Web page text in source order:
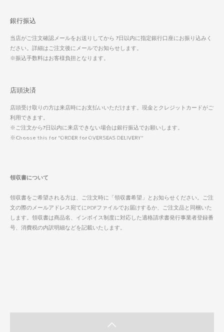
銀行振込
当店がご注文確認メールをお送りしてから 7日以内に指定銀行口座にお振り込みく
ださい。詳細はご注文後にメールでお知らせします。
※振込手数料はお客様負担となります。
店頭決済
店頭受け取りの方は来店時にお支払いいただけます。現金とクレジットカードがご
利用できます。
※ご注文から7日以内に来店できない場合は銀行振込でお願いします。
※Choose this for "ORDER for OVERSEAS DELIVERY"
領収書について
領収書をご希望される方は、ご注文時に「領収書希望」とお知らせください。ご注
文の際のメールアドレス宛てにPDFファイルでお届けするか、ご注文品と同梱いた
します。領収書は商品名、インボイス制度に対応した適格請求書発行事業者登録番
号、消費税の内訳明細などを記載いたします。